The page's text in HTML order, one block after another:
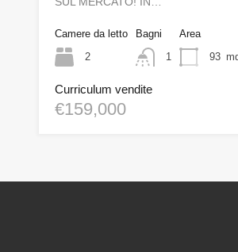
Camere da letto
2
Bagni
1
Area
93
Curriculum vendite
€159,000